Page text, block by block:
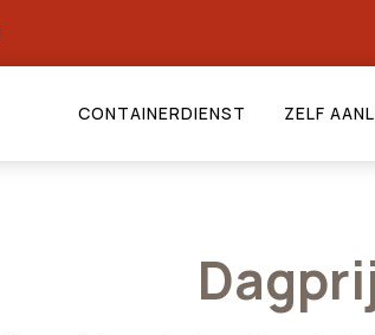
CONTAINERDIENST ZELF